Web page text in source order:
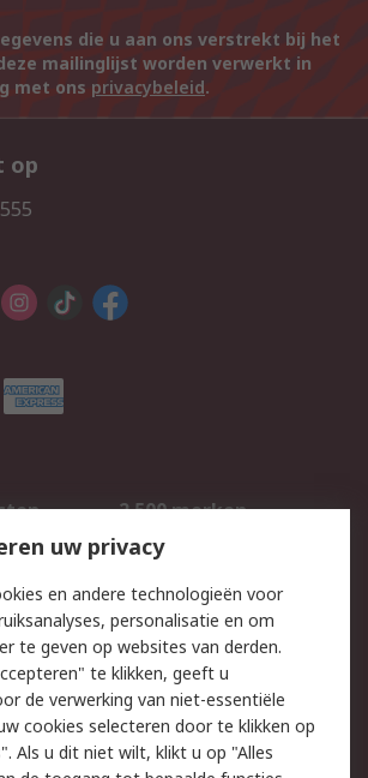
die u aan ons verstrekt bij het
mailinglijst worden verwerkt in
met ons privacybeleid.
op
2.500 merken
Inkoopoplossingen
Email veiligheid
Websitevoorwaarden
uw privacy
en andere technologieën voor
personalisatie en om
te geven op websites van derden.
te klikken, geeft u
de verwerking van niet-essentiële
cookies selecteren door te klikken op
Als u dit niet wilt, klikt u op "Alles